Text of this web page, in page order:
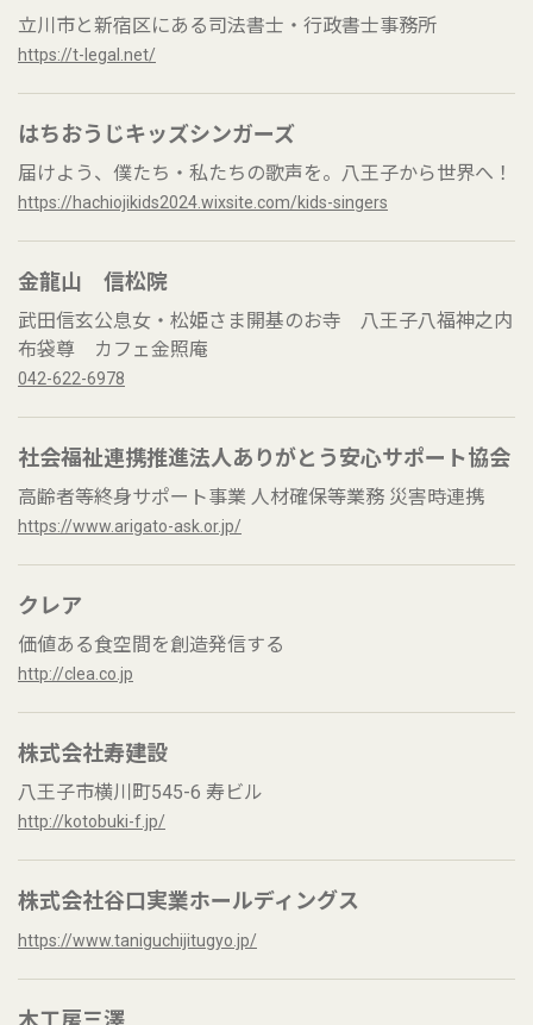
立川市と新宿区にある司法書士・行政書士事務所
https://t-legal.net/
はちおうじキッズシンガーズ
届けよう、僕たち・私たちの歌声を。八王子から世界へ！
https://hachiojikids2024.wixsite.com/kids-singers
金龍山 信松院
武田信玄公息女・松姫さま開基のお寺 八王子八福神之内
布袋尊 カフェ金照庵
042-622-6978
社会福祉連携推進法人ありがとう安心サポート協会
高齢者等終身サポート事業 人材確保等業務 災害時連携
https://www.arigato-ask.or.jp/
クレア
価値ある食空間を創造発信する
http://clea.co.jp
株式会社寿建設
八王子市横川町545-6 寿ビル
http://kotobuki-f.jp/
株式会社谷口実業ホールディングス
https://www.taniguchijitugyo.jp/
木工房三澤